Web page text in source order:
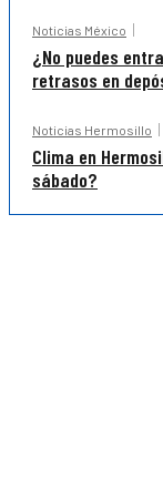
Noticias México
¿No puedes
retrasos en
Noticias Hermosillo
Clima en
sábado?